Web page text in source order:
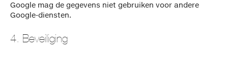
Google mag de gegevens niet gebruiken voor andere
Google-diensten.
4. Beveiliging